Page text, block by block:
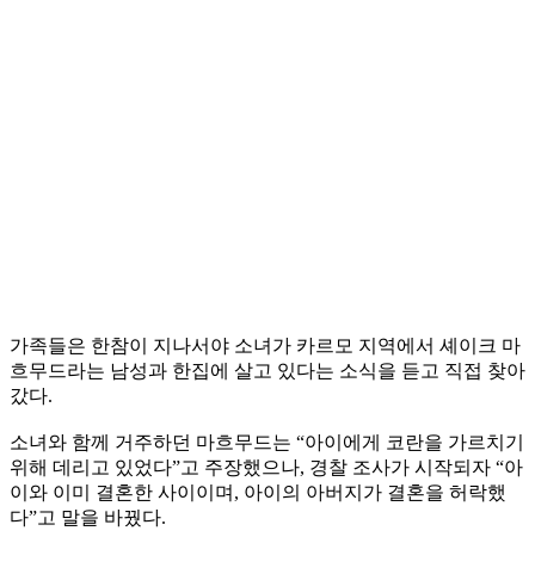
가족들은 한참이 지나서야 소녀가 카르모 지역에서 셰이크 마
흐무드라는 남성과 한집에 살고 있다는 소식을 듣고 직접 찾아
갔다.
소녀와 함께 거주하던 마흐무드는 “아이에게 코란을 가르치기
위해 데리고 있었다”고 주장했으나, 경찰 조사가 시작되자 “아
이와 이미 결혼한 사이이며, 아이의 아버지가 결혼을 허락했
다”고 말을 바꿨다.